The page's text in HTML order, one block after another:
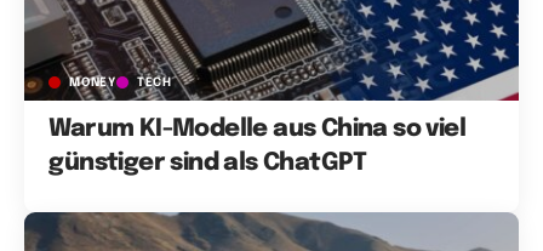
MONEY TECH
Warum KI-Modelle aus China so viel
günstiger sind als ChatGPT